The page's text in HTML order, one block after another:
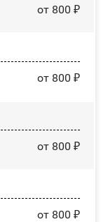
от 800 ₽
от 800 ₽
от 800 ₽
от 800 ₽